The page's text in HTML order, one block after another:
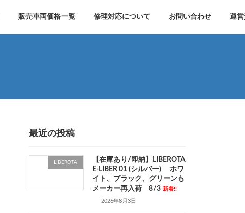
販売車両価格一覧 修理対応について お問い合わせ 運
最近の投稿
LIBEROTA
【在庫あり/即納】LIBEROTA
E-LIBER 01 (シルバー) ホワ
イト、ブラック、グリーンも
メーカー再入荷 8/3 新着!!
2026年8月3日